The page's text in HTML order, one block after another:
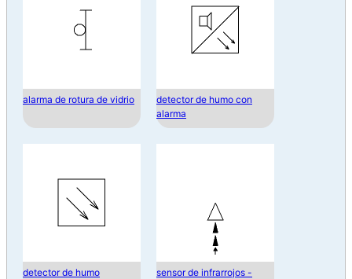
alarma de rotura de vidrio
detector de humo con
alarma
detector de humo
sensor de infrarrojos -